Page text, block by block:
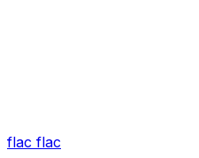
flac flac